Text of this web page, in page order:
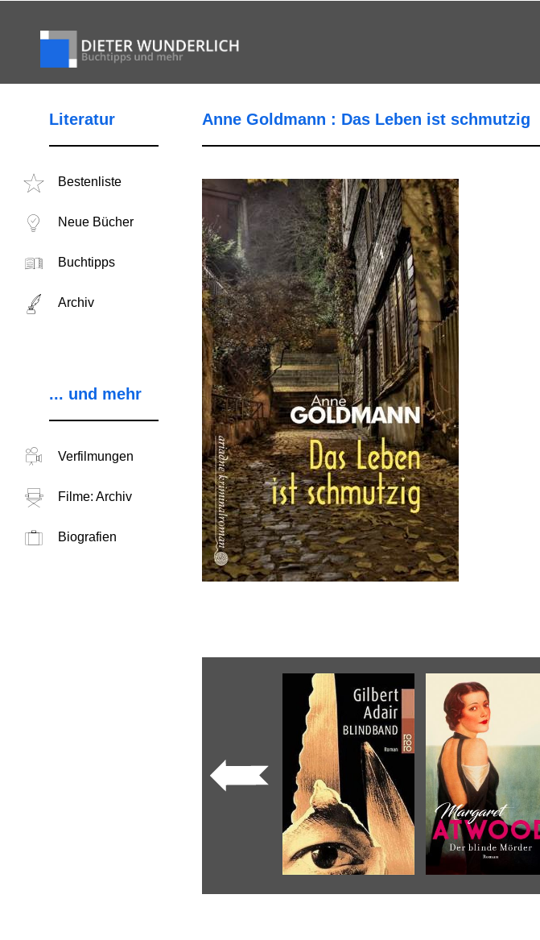
Literatur
Bestenliste
Neue Bücher
Buchtipps
Archiv
... und mehr
Verfilmungen
Filme: Archiv
Biografien
Anne Goldmann : Das Leben ist schmutzig